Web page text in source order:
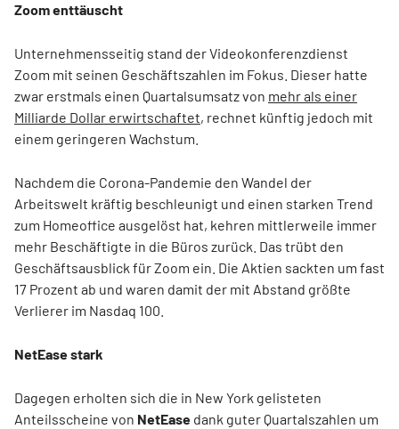
Zoom enttäuscht
Unternehmensseitig stand der Videokonferenzdienst
Zoom mit seinen Geschäftszahlen im Fokus. Dieser hatte
zwar erstmals einen Quartalsumsatz von mehr als einer
Milliarde Dollar erwirtschaftet, rechnet künftig jedoch mit
einem geringeren Wachstum.
Nachdem die Corona-Pandemie den Wandel der
Arbeitswelt kräftig beschleunigt und einen starken Trend
zum Homeoffice ausgelöst hat, kehren mittlerweile immer
mehr Beschäftigte in die Büros zurück. Das trübt den
Geschäftsausblick für Zoom ein. Die Aktien sackten um fast
17 Prozent ab und waren damit der mit Abstand größte
Verlierer im Nasdaq 100.
NetEase stark
Dagegen erholten sich die in New York gelisteten
Anteilsscheine von NetEase dank guter Quartalszahlen um